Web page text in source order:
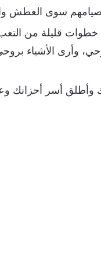
صيامهم سوى العطش
قليلة من
وأرى الأشياء
أسر أحزانك